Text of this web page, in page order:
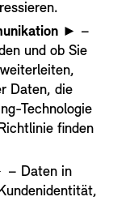
► –
und ob Sie
Daten, die
Technologie
finden
– Daten in